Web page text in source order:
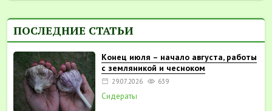
ПОСЛЕДНИЕ СТАТЬИ
Конец июля – начало августа, работы
с земляникой и чесноком
29.07.2026 639
Сидераты